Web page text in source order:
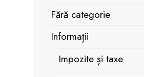
Fără categorie
Informații
Impozite și taxe